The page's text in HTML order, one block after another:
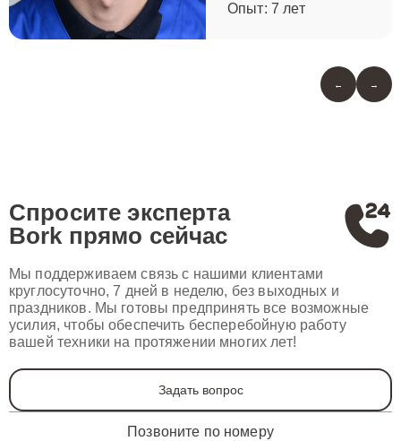
Опыт: 7 лет
← →
Спросите эксперта
Bork прямо сейчас
Мы поддерживаем связь с нашими клиентами
круглосуточно, 7 дней в неделю, без выходных и
праздников. Мы готовы предпринять все возможные
усилия, чтобы обеспечить бесперебойную работу
вашей техники на протяжении многих лет!
Задать вопрос
Позвоните по номеру